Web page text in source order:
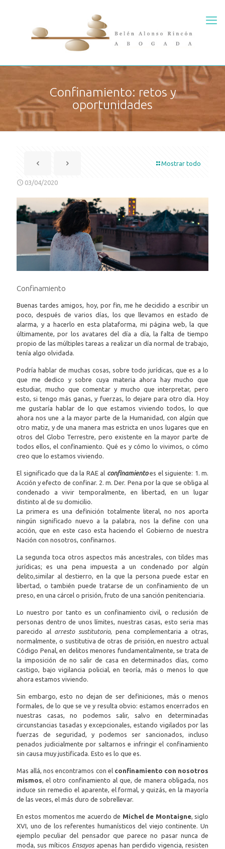
Confinamiento: retos y
oportunidades
Mostrar todo
03/04/2020
Confinamiento
Buenas tardes amigos, hoy, por fin, me he decidido a escribir un
poco, después de varios días, los que llevamos en estado de
alarma, y a hacerlo en esta plataforma, mi página web, la que
últimamente, por los avatares del día a día, la falta de tiempo
propio de las múltiples tareas a realizar un día normal de trabajo,
tenía algo olvidada.
Podría hablar de muchas cosas, sobre todo jurídicas, que es a lo
que me dedico y sobre cuya materia ahora hay mucho que
estudiar, mucho que comentar y mucho que interpretar, pero
esto, si tengo más ganas, y fuerzas, lo dejare para otro día. Hoy
me gustaría hablar de lo que estamos viviendo todos, lo que
ahora nos une a la mayor parte de la Humanidad, con algún que
otro matiz, y de una manera mas estricta en unos lugares que en
otros del Globo Terrestre, pero existente en la mayor parte de
todos ellos, el confinamiento. Qué es y cómo lo vivimos, o cómo
creo que lo estamos viviendo.
El significado que da la RAE al confinamientoes el siguiente: 1. m.
Acción y efecto de confinar. 2. m. Der. Pena por la que se obliga al
condenado a vivir temporalmente, en libertad, en un lugar
distinto al de su domicilio.
La primera es una definición totalmente literal, no nos aporta
ningún significado nuevo a la palabra, nos la define con una
acción, que en este caso esta haciendo el Gobierno de nuestra
Nación con nosotros, confinarnos.
La segunda toca otros aspectos más ancestrales, con tildes mas
jurídicas; es una pena impuesta a un condenado por algún
delito,similar al destierro, en la que la persona puede estar en
libertad, o también puede tratarse de un confinamiento de un
preso, en una cárcel o prisión, fruto de una sanción penitenciaria.
Lo nuestro por tanto es un confinamiento civil, o reclusión de
personas dentro de unos límites, nuestras casas, esto seria mas
parecido al arresto sustitutorio, pena complementaria a otras,
normalmente, o sustitutiva de otras de prisión, en nuestro actual
Código Penal, en delitos menores fundamentalmente, se trata de
la imposición de no salir de casa en determinados días, como
castigo, bajo vigilancia policial, en teoría, más o menos lo que
ahora estamos viviendo.
Sin embargo, esto no dejan de ser definiciones, más o menos
formales, de lo que se ve y resulta obvio: estamos encerrados en
nuestras casas, no podemos salir, salvo en determinadas
circunstancias tasadas y excepcionales, estando vigilados por las
fuerzas de seguridad, y podemos ser sancionados, incluso
penados judicialmente por saltarnos e infringir el confinamiento
sin causa muy justificada. Esto es lo que es.
Mas allá, nos encontramos con el confinamiento con nosotros
mismos , el otro confinamiento al que, de manera obligada, nos
induce sin remedio el aparente, el formal, y quizás, en la mayoría
de las veces, el más duro de sobrellevar.
En estos momentos me acuerdo de Michel de Montaigne, siglo
XVI, uno de los referentes humanísticos del viejo continente. Un
ejemplo peculiar del pensador que parece no pasar nunca de
moda, sus míticos Ensayosapenas han perdido vigencia, resisten